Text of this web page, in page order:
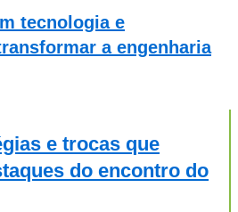
tecnologia e
a engenharia
e trocas que
do encontro do